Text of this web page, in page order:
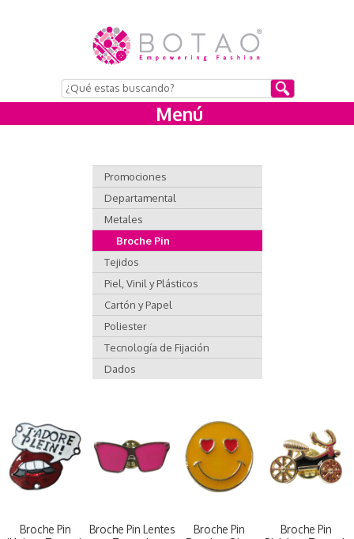
Menú
Promociones
Departamental
Metales
Broche Pin
Tejidos
Piel, Vinil y Plásticos
Cartón y Papel
Poliester
Tecnología de Fijación
Dados
Broche Pin
Broche Pin Lentes
Broche Pin
Broche Pin